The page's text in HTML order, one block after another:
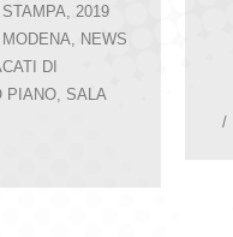
2019
MODENA
NEWS
DI
PIANO
SALA